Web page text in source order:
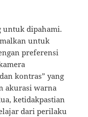
untuk dipahami.
untuk
preferensi
kontras” yang
akurasi warna
ketidakpastian
dari perilaku